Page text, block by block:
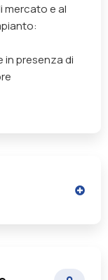
mercato e al
in presenza di